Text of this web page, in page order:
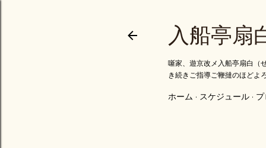
入船亭扇
噺家、遊京改メ入船亭扇白（
き続きご指導ご鞭撻のほどよ
ホーム スケジュール